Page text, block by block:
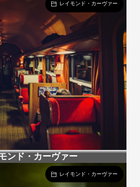
レイモンド・カーヴァー
ンド・カーヴァー
レイモンド・カーヴァー